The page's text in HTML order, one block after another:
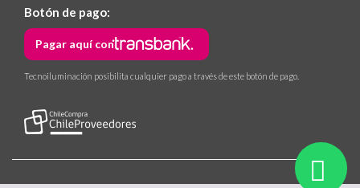
Botón de pago:
Pagar aquí con
Tecnoiluminación posibilita cualquier pago a través de este botón de pago.